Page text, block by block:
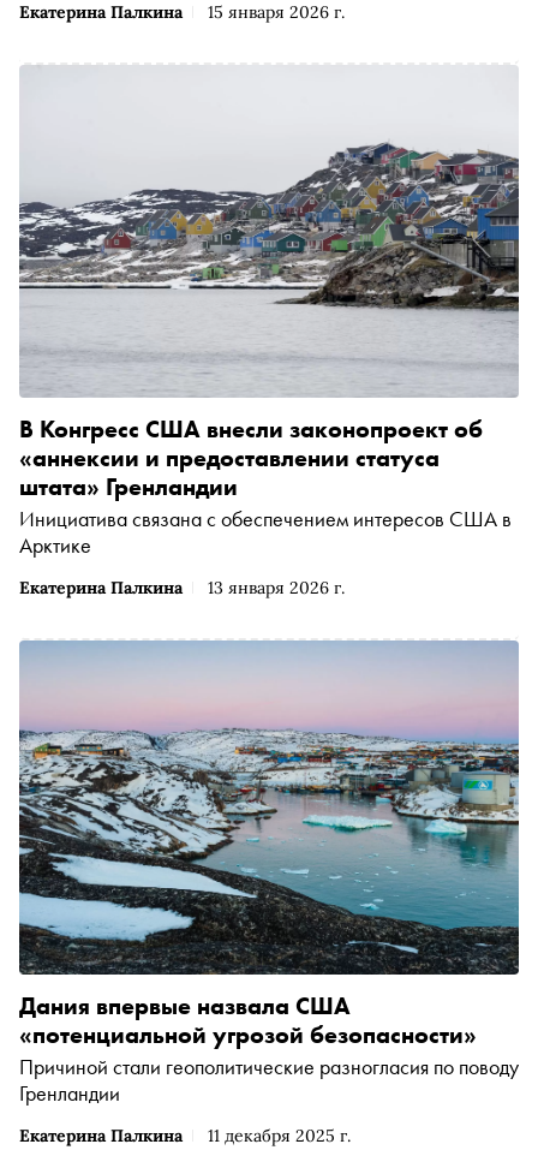
Екатерина Палкина 15 января 2026 г.
Екатерина Палкина 13 января 2026 г.
В Конгресс США внесли законопроект об
«аннексии и предоставлении статуса
штата» Гренландии
Инициатива связана с обеспечением интересов США в
Арктике
Екатерина Палкина 11 декабря 2025 г.
Дания впервые назвала США
«потенциальной угрозой безопасности»
Причиной стали геополитические разногласия по поводу
Гренландии